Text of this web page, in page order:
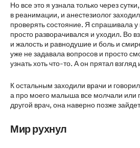
Но все это я узнала только через
в реанимации, и анестезиолог
проверять состояние. Я спрашивала
просто разворачивался и уходил. Во
и жалость и равнодушие и боль и
уже не задавала вопросов и просто
узнать хоть что-то. А он прятал взгляд
К остальным заходили врачи и
а про моего малыша все молчали или
другой врач, она наверно позже
Мир рухнул